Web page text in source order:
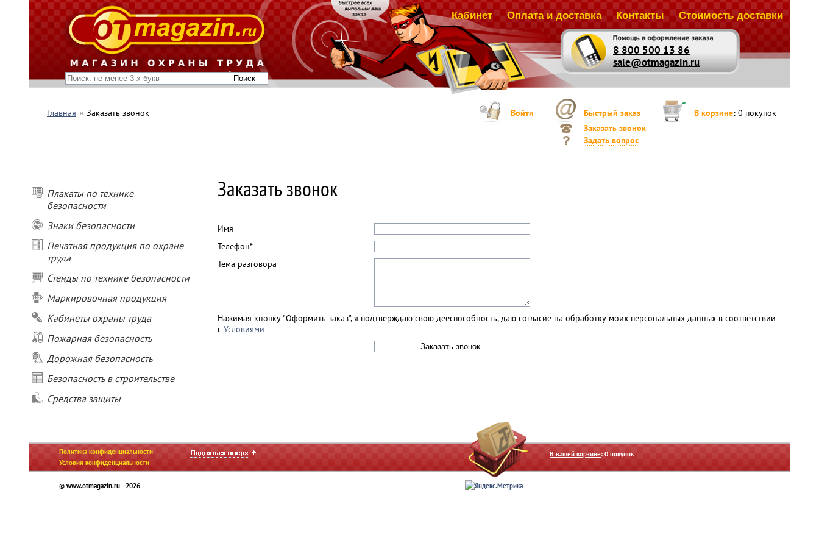
8 800 500 13 86
sale@otmagazin.ru
Кабинет Оплата и доставка Контакты Стоимость доставки
Главная Заказать звонок Войти Быстрый заказ В корзине: 0 покупок
Заказать звонок
Задать вопрос
Плакаты по технике
безопасности
Знаки безопасности
Печатная продукция по охране
труда
Стенды по технике безопасности
Маркировочная продукция
Кабинеты охраны труда
Пожарная безопасность
Дорожная безопасность
Безопасность в строительстве
Средства защиты
Заказать звонок
Имя
Телефон*
Тема разговора
Нажимая кнопку "Оформить заказ", я подтверждаю свою дееспособность, даю согласие на обработку моих персональных данных в соответствии
с Условиями
Политика конфиденциальности
Условия конфиденциальности
В вашей корзине: 0 покупок
© www.otmagazin.ru 2026